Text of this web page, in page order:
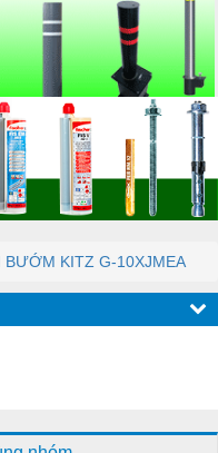
BƯỚM KITZ G-10XJMEA